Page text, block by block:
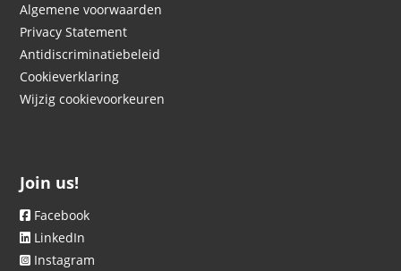
Algemene voorwaarden
Privacy Statement
Antidiscriminatiebeleid
Cookieverklaring
Wijzig cookievoorkeuren
Join us!
Facebook
LinkedIn
Instagram